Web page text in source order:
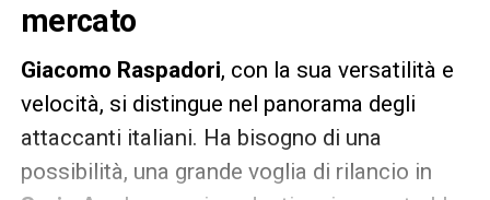
mercato
Giacomo Raspadori, con la sua versatilità e
velocità, si distingue nel panorama degli
attaccanti italiani. Ha bisogno di una
possibilità, una grande voglia di rilancio in